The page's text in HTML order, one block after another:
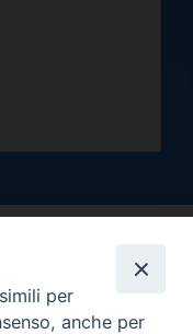
per
anche per